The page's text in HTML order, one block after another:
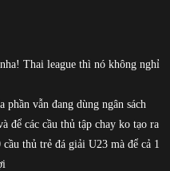
Thai league thì nó không nghỉ
vẫn đang dùng ngân sách
để các cầu thủ tập chay ko tạo ra
thủ trẻ đá giải U23 mà để cả 1